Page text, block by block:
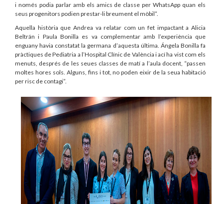
i només podia parlar amb els amics de classe per WhatsApp quan els
seus progenitors podien prestar-li breument el mòbil”.
Aquella història que Andrea va relatar com un fet impactant a Alicia
Beltrán i Paula Bonilla es va complementar amb l’experiència que
enguany havia constatat la germana d’aquesta última. Ángela Bonilla fa
pràctiques de Pediatria a l’Hospital Clínic de València i ací ha vist com els
menuts, després de les seues classes de matí a l’aula docent, “passen
moltes hores sols. Alguns, fins i tot, no poden eixir de la seua habitació
per risc de contagi”.